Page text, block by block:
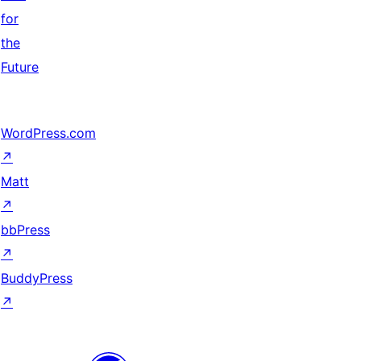
for
the
Future
WordPress.com
↗
Matt
↗
bbPress
↗
BuddyPress
↗